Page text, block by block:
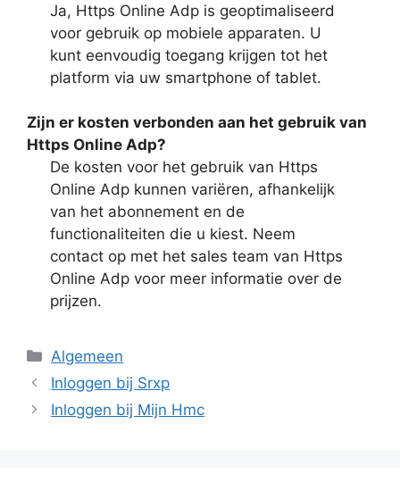
Ja, Https Online Adp is geoptimaliseerd
voor gebruik op mobiele apparaten. U
kunt eenvoudig toegang krijgen tot het
platform via uw smartphone of tablet.
Zijn er kosten verbonden aan het gebruik van
Https Online Adp?
De kosten voor het gebruik van Https
Online Adp kunnen variëren, afhankelijk
van het abonnement en de
functionaliteiten die u kiest. Neem
contact op met het sales team van Https
Online Adp voor meer informatie over de
prijzen.
Categorieën
Algemeen
Inloggen bij Srxp
Inloggen bij Mijn Hmc